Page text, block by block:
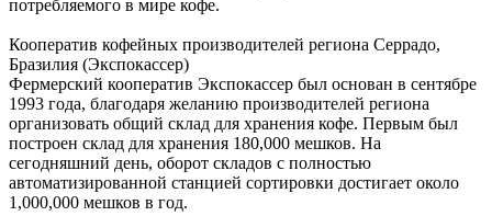
потребляемого в мире кофе.
Кооператив кофейных производителей региона Серрадо,
Бразилия (Экспокассер)
Фермерский кооператив Экспокассер был основан в сентябре
1993 года, благодаря желанию производителей региона
организовать общий склад для хранения кофе. Первым был
построен склад для хранения 180,000 мешков. На
сегодняшний день, оборот складов с полностью
автоматизированной станцией сортировки достигает около
1,000,000 мешков в год.